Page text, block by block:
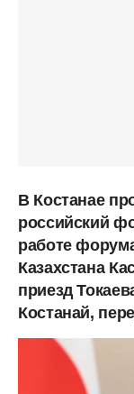
В Костанае
российский
работе
Казахстана
приезд
Костанай,